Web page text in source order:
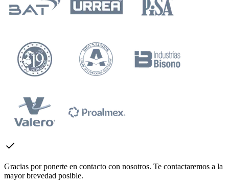
check
Gracias por ponerte en contacto con nosotros. Te contactaremos a la
mayor brevedad posible.